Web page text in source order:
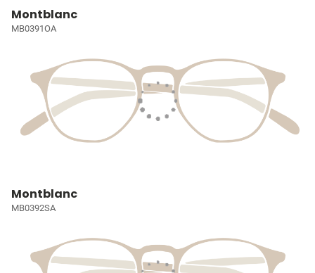
Montblanc
MB0391OA
Montblanc
MB0392SA